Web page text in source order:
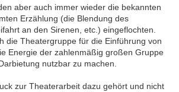
aber auch immer wieder die bekannten
Erzählung (die Blendung des
an den Sirenen, etc.) eingeflochten.
die Theatergruppe für die Einführung von
Energie der zahlenmäßig großen Gruppe
nutzbar zu machen.
zur Theaterarbeit dazu gehört und nicht